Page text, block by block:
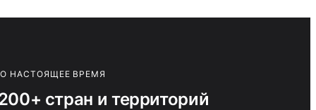
НАСТОЯЩЕЕ ВРЕМЯ
стран и территорий